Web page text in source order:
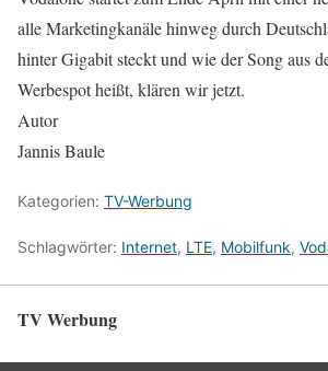
alle Marketingkanäle hinweg durch
hinter Gigabit steckt und wie der Song aus
Werbespot heißt, klären wir jetzt.
Autor
Jannis Baule
Kategorien: TV-Werbung
Schlagwörter: Internet, LTE, Mobilfunk,
TV Werbung